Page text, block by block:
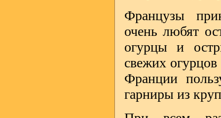
Французы
очень любят
огурцы и
свежих
Франции
гарниры из